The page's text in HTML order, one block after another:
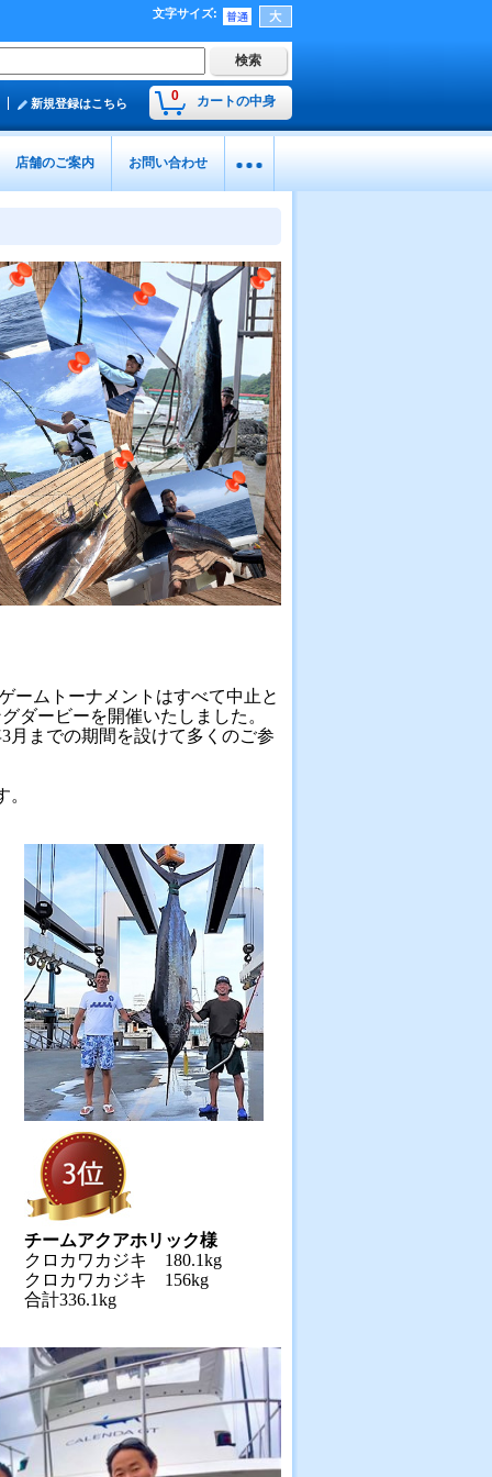
文字サイズ:
0 カートの中身
新規登録はこちら
店舗のご案内 お問い合わせ
ームトーナメントはすべて中止と
ダービーを開催いたしました。
月までの期間を設けて多くのご参
チームアクアホリック様
クロカワカジキ 180.1kg
クロカワカジキ 156kg
合計336.1kg